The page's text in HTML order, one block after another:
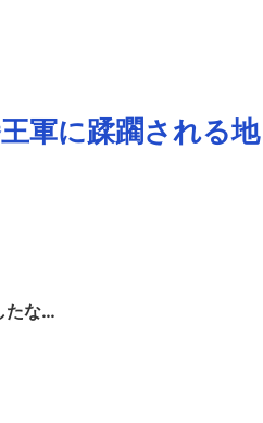
軍に蹂躙される地
たな…